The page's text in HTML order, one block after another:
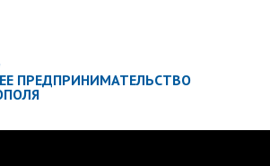
ПРЕДПРИНИМАТЕЛЬСТВО